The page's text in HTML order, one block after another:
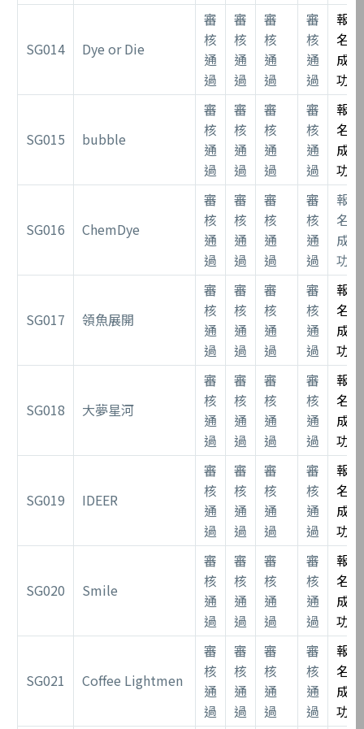
SG014 Dye or Die
審
核
通
過
審
核
通
過
審
核
通
過
審
核
通
過
報
名
成
功
SG015 bubble
審
核
通
過
審
核
通
過
審
核
通
過
審
核
通
過
報
名
成
功
SG016 ChemDye
審
核
通
過
審
核
通
過
審
核
通
過
審
核
通
過
報
名
成
功
SG017 領魚展開
審
核
通
過
審
核
通
過
審
核
通
過
審
核
通
過
報
名
成
功
SG018 大夢星河
審
核
通
過
審
核
通
過
審
核
通
過
審
核
通
過
報
名
成
功
SG019 IDEER
審
核
通
過
審
核
通
過
審
核
通
過
審
核
通
過
報
名
成
功
SG020 Smile
審
核
通
過
審
核
通
過
審
核
通
過
審
核
通
過
報
名
成
功
SG021 Coffee Lightmen
審
核
通
過
審
核
通
過
審
核
通
過
審
核
通
過
報
名
成
功